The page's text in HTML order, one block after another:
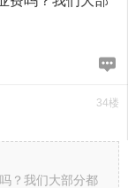
34楼
？我们大部分都